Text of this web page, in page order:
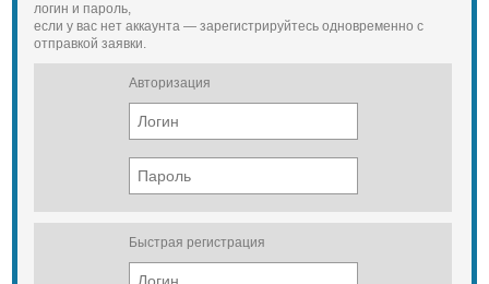
логин и пароль,
если у вас нет аккаунта — зарегистрируйтесь одновременно с
отправкой заявки.
Авторизация
Быстрая регистрация